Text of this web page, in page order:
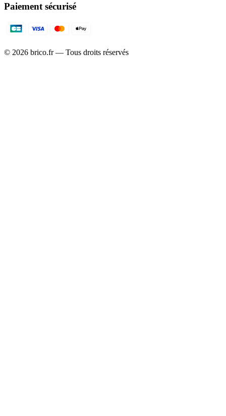
Paiement sécurisé
© 2026 brico.fr — Tous droits réservés